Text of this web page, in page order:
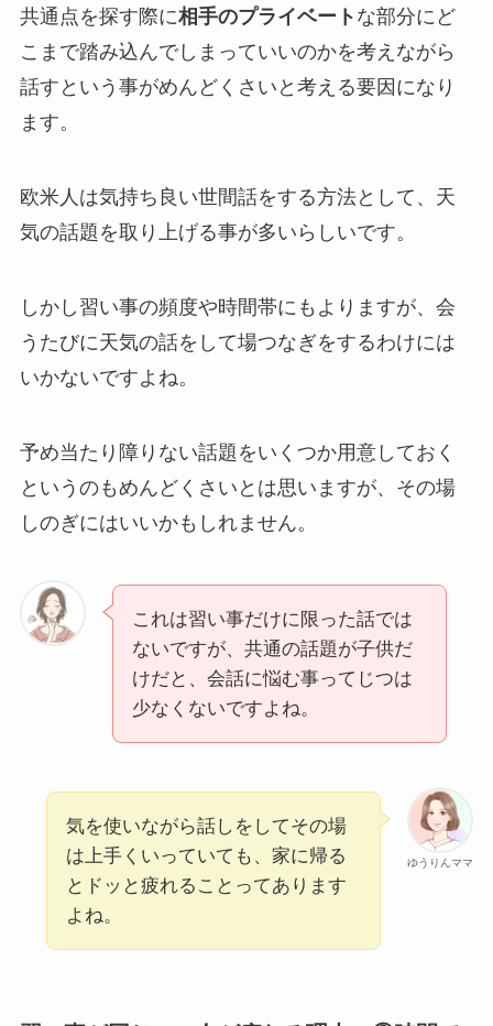
共通点を探す際に相手のプライベート な部分にど
こまで踏み込んでしまっていいのかを考えながら
話すという事がめんどくさいと考える要因になり
ます。
欧米人は気持ち良い世間話をする方法として、天
気の話題を取り上げる事が多いらしいです。
しかし習い事の頻度や時間帯にもよりますが、会
うたびに天気の話をして場つなぎをするわけには
いかないですよね。
予め当たり障りない話題をいくつか用意しておく
というのもめんどくさいとは思いますが、その場
しのぎにはいいかもしれません。
これは習い事だけに限った話では
ないですが、共通の話題が子供だ
けだと、会話に悩む事ってじつは
少なくないですよね。
ゆうりんママ
気を使いながら話しをしてその場
は上手くいっていても、家に帰る
とドッと疲れることってあります
よね。